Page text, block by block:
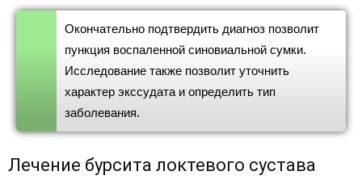
Окончательно подтвердить диагноз позволит
пункция воспаленной синовиальной сумки.
Исследование также позволит уточнить
характер экссудата и определить тип
заболевания.
Лечение бурсита локтевого сустава